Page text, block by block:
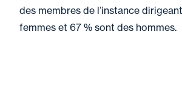
des membres de l’instance
femmes et 67 % sont des hommes.